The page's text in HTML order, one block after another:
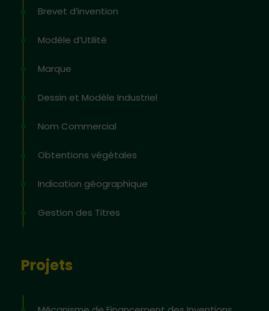
Brevet d’invention
Modèle d’Utilité
Marque
Dessin et Modèle Industriel
Nom Commercial
Obtentions végétales
Indication géographique
Gestion des Titres
Projets